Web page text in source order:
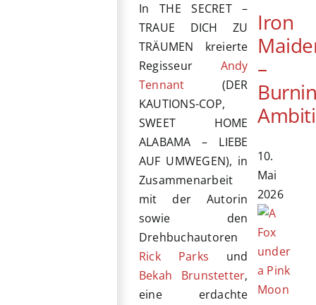
In THE SECRET –
TRAUE DICH ZU
TRÄUMEN kreierte
Regisseur Andy
Tennant (DER
KAUTIONS-COP,
SWEET HOME
ALABAMA – LIEBE
AUF UMWEGEN), in
Zusammenarbeit
mit der Autorin
sowie den
Drehbuchautoren
Rick Parks und
Bekah Brunstetter,
eine erdachte
Iron
–
10.
Mai
2026